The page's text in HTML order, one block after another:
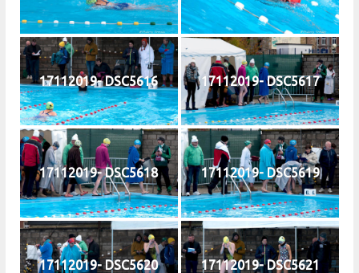
17112019- DSC5616 17112019- DSC5617
17112019- DSC5618 17112019- DSC5619
17112019- DSC5620 17112019- DSC5621